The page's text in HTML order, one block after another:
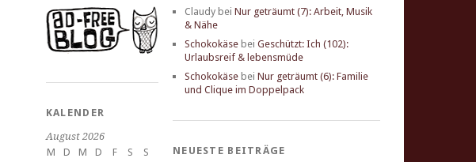
KALENDER
August 2026
M
D M D F S
S
Claudy bei Nur geträumt (7): Arbeit, Musik
& Nähe
Schokokäse bei Geschützt: Ich (102):
Urlaubsreif & lebensmüde
Schokokäse bei Nur geträumt (6): Familie
und Clique im Doppelpack
NEUESTE BEITRÄGE